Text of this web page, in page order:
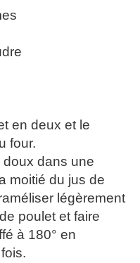
en deux et le
four.
doux dans une
moitié du jus de
légèrement
poulet et faire
à 180° en